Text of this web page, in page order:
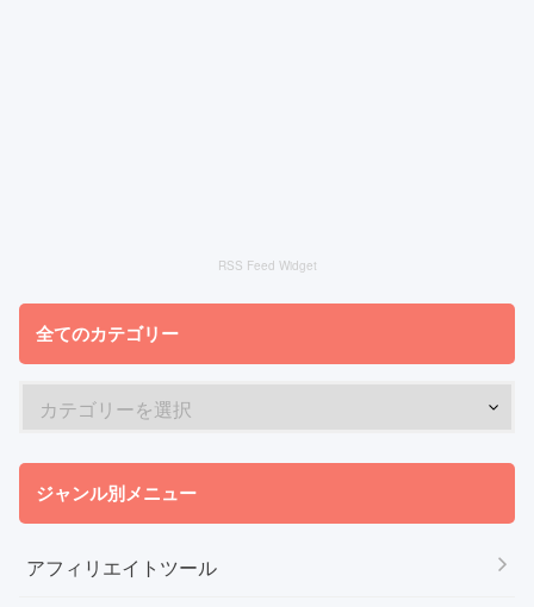
RSS Feed Widget
全てのカテゴリー
ジャンル別メニュー
アフィリエイトツール